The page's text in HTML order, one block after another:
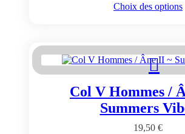
Choix des options
Ce
Les
options
être
choisies
sur
la
Col V Hommes /
Summers
19,50 €